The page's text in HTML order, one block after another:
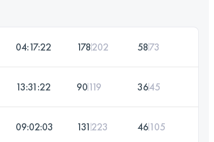
04:17:22 178202 5873
13:31:22 90119 3645
09:02:03 131 223 46105